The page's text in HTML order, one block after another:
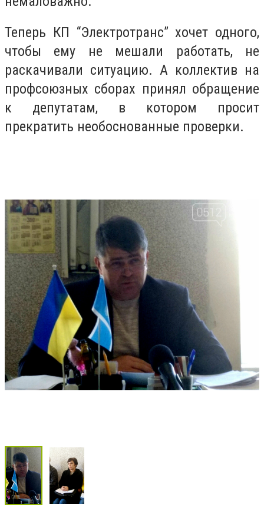
Теперь КП “Электротранс” хочет одного,
чтобы ему не мешали работать, не
раскачивали ситуацию. А коллектив на
профсоюзных сборах принял обращение
к депутатам, в котором просит
прекратить необоснованные проверки.